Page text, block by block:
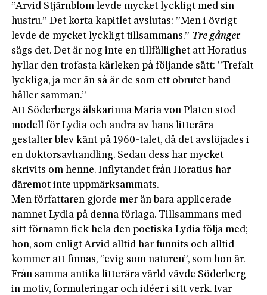
”Arvid Stjärnblom levde mycket lyckligt med sin
hustru.” Det korta kapitlet avslutas: ”Men i övrigt
levde de mycket lyckligt tillsammans.” Tre gånger
sägs det. Det är nog inte en tillfällighet att Horatius
hyllar den trofasta kärleken på följande sätt: ”Trefalt
lyckliga, ja mer än så är de som ett obrutet band
håller samman.”
Att Söderbergs älskarinna Maria von Platen stod
modell för Lydia och andra av hans litterära
gestalter blev känt på 1960-talet, då det avslöjades i
en doktorsavhandling. Sedan dess har mycket
skrivits om henne. Inflytandet från Horatius har
däremot inte uppmärksammats.
Men författaren gjorde mer än bara applicerade
namnet Lydia på denna förlaga. Tillsammans med
sitt förnamn fick hela den poetiska Lydia följa med;
hon, som enligt Arvid alltid har funnits och alltid
kommer att finnas, ”evig som naturen”, som hon är.
Från samma antika litterära värld vävde Söderberg
in motiv, formuleringar och idéer i sitt verk. Ivar